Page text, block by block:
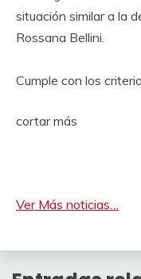
situación similar a la
Rossana Bellini.
Cumple con los
cortar más
Ver Más noticias…